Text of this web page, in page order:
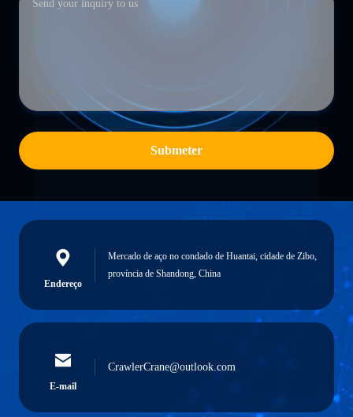
Submeter
Endereço
Mercado de aço no condado de Huantai, cidade de Zibo,
província de Shandong, China
E-mail
CrawlerCrane@outlook.com